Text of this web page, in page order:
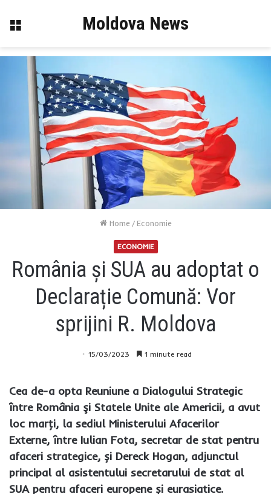
Menu Moldova News
Home / Economie
ECONOMIE
România şi SUA au adoptat o
Declarație Comună: Vor
sprijini R. Moldova
15/03/2023 1 minute read
Cea de-a opta Reuniune a Dialogului Strategic
între România şi Statele Unite ale Americii, a avut
loc marţi, la sediul Ministerului Afacerilor
Externe, între Iulian Fota, secretar de stat pentru
afaceri strategice, și Dereck Hogan, adjunctul
principal al asistentului secretarului de stat al
SUA pentru afaceri europene și eurasiatice.